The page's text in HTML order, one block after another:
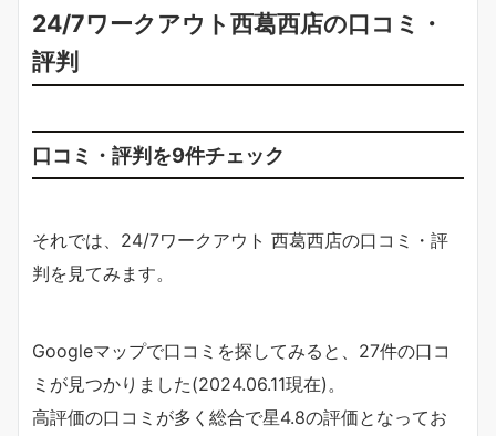
24/7ワークアウト西葛西店の口コミ・
評判
口コミ・評判を9件チェック
それでは、24/7ワークアウト 西葛西店の口コミ・評
判を見てみます。
Googleマップで口コミを探してみると、27件の口コ
ミが見つかりました(2024.06.11現在)。
高評価の口コミが多く総合で星4.8の評価となってお